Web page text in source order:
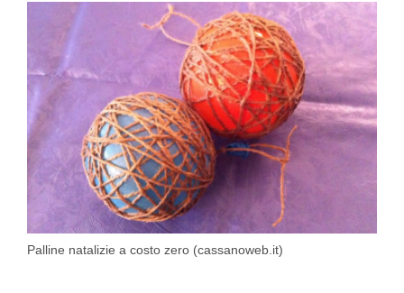
Palline natalizie a costo zero (cassanoweb.it)